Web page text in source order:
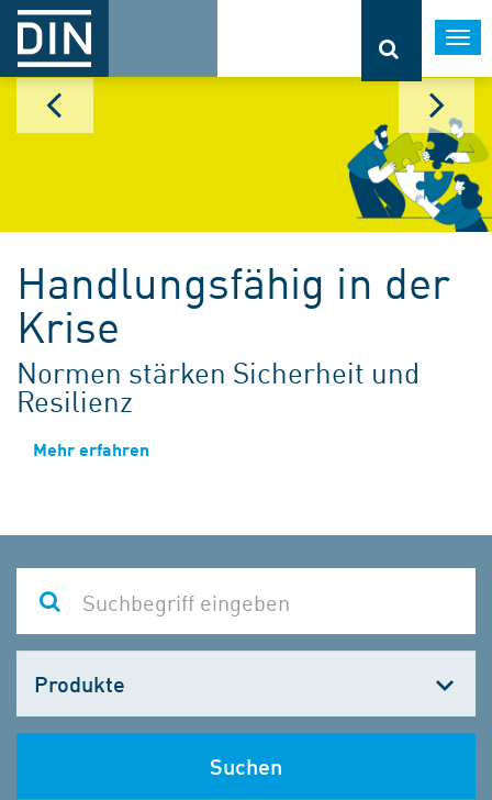
Handlungsfähig in der
Krise
Normen stärken Sicherheit und
Resilienz
Mehr erfahren
wählen
Suchen